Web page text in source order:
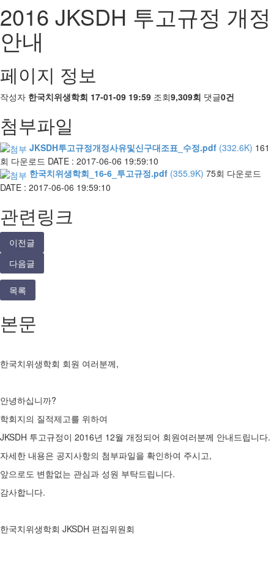
2016 JKSDH 투고규정 개정
안내
페이지 정보
작성자 한국치위생학회 17-01-09 19:59 조회9,309회 댓글0건
첨부파일
JKSDH투고규정개정사유및신구대조표_수정.pdf (332.6K) 161
회 다운로드 DATE : 2017-06-06 19:59:10
한국치위생학회_16-6_투고규정.pdf (355.9K) 75회 다운로드
DATE : 2017-06-06 19:59:10
관련링크
이전글
다음글
목록
본문
한국치위생학회 회원 여러분께,
안녕하십니까?
학회지의 질적제고를 위하여
JKSDH 투고규정이 2016년 12월 개정되어 회원여러분께 안내드립니다.
자세한 내용은 공지사항의 첨부파일을 확인하여 주시고,
앞으로도 변함없는 관심과 성원 부탁드립니다.
감사합니다.
한국치위생학회 JKSDH 편집위원회